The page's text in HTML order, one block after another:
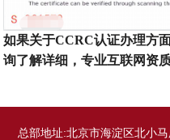
如果关于CCRC认证办理方
询了解详细，专业互联网资
总部地址:北京市海淀区北小